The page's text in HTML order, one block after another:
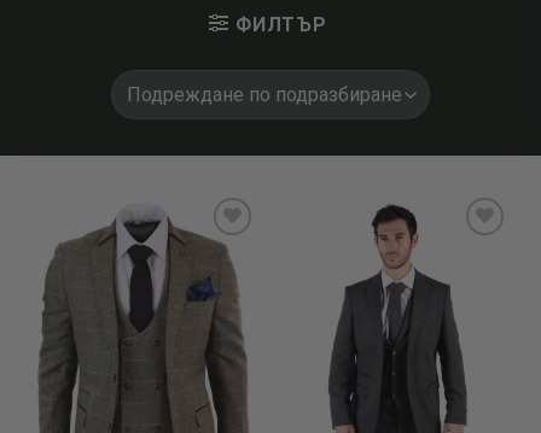
ФИЛТЪР
Add to
wishlist